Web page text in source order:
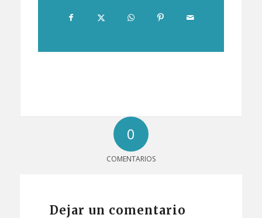
0
COMENTARIOS
Dejar un comentario